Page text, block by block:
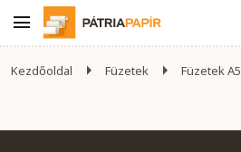
Kezdőoldal Füzetek Füzetek A5